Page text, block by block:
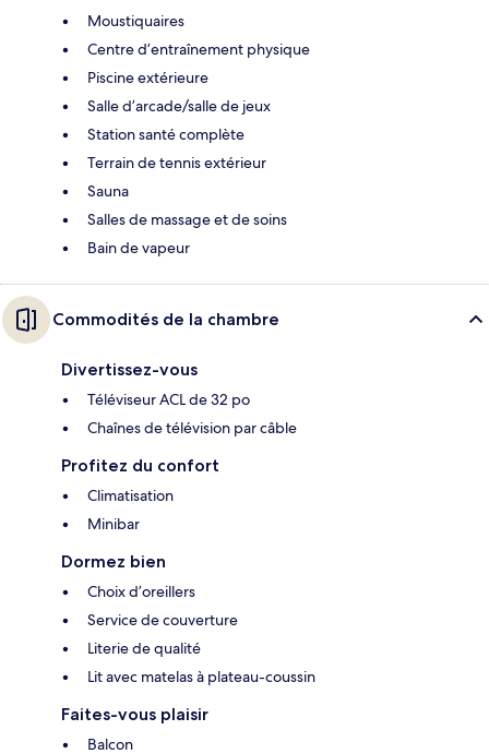
Moustiquaires
Centre d’entraînement physique
Piscine extérieure
Salle d’arcade/salle de jeux
Station santé complète
Terrain de tennis extérieur
Sauna
Salles de massage et de soins
Bain de vapeur
Commodités de la chambre
Divertissez-vous
Téléviseur ACL de 32 po
Chaînes de télévision par câble
Profitez du confort
Climatisation
Minibar
Dormez bien
Choix d’oreillers
Service de couverture
Literie de qualité
Lit avec matelas à plateau-coussin
Faites-vous plaisir
Balcon